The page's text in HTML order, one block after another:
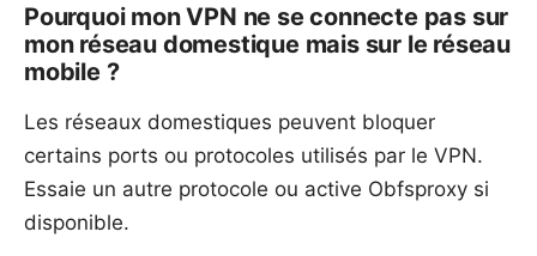
Pourquoi mon VPN ne se connecte pas sur
mon réseau domestique mais sur le réseau
mobile ?
Les réseaux domestiques peuvent bloquer
certains ports ou protocoles utilisés par le VPN.
Essaie un autre protocole ou active Obfsproxy si
disponible.